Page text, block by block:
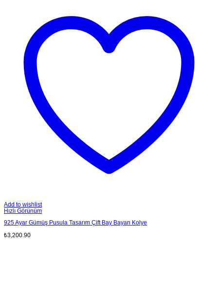
Add to wishlist
Hızlı Görünüm
925 Ayar Gümüş Pusula Tasarım Çift Bay Bayan Kolye
₺3,200.90